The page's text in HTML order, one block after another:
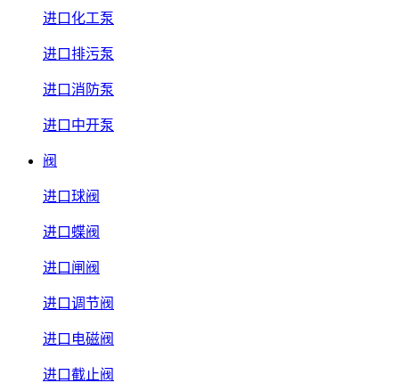
进口化工泵
进口排污泵
进口消防泵
进口中开泵
阀
进口球阀
进口蝶阀
进口闸阀
进口调节阀
进口电磁阀
进口截止阀